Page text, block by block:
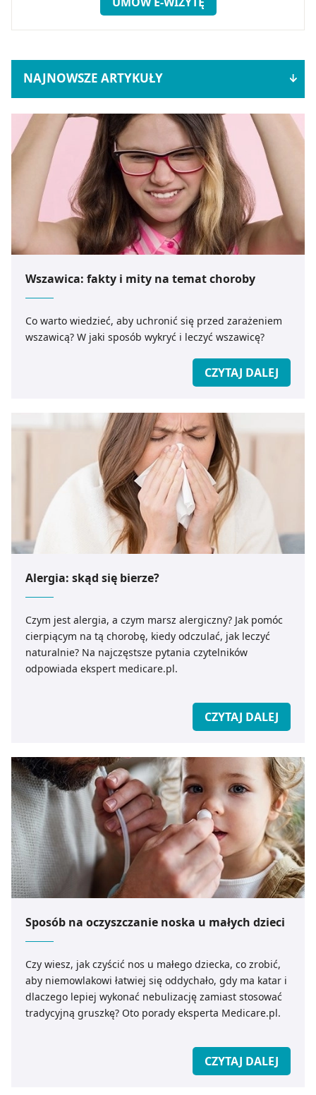
NAJNOWSZE ARTYKUŁY
Wszawica: fakty i mity na temat choroby
Co warto wiedzieć, aby uchronić się przed zarażeniem
wszawicą? W jaki sposób wykryć i leczyć wszawicę?
CZYTAJ DALEJ
Alergia: skąd się bierze?
Czym jest alergia, a czym marsz alergiczny? Jak pomóc
cierpiącym na tą chorobę, kiedy odczulać, jak leczyć
naturalnie? Na najczęstsze pytania czytelników
odpowiada ekspert medicare.pl.
CZYTAJ DALEJ
Sposób na oczyszczanie noska u małych dzieci
Czy wiesz, jak czyścić nos u małego dziecka, co zrobić,
aby niemowlakowi łatwiej się oddychało, gdy ma katar i
dlaczego lepiej wykonać nebulizację zamiast stosować
tradycyjną gruszkę? Oto porady eksperta Medicare.pl.
CZYTAJ DALEJ